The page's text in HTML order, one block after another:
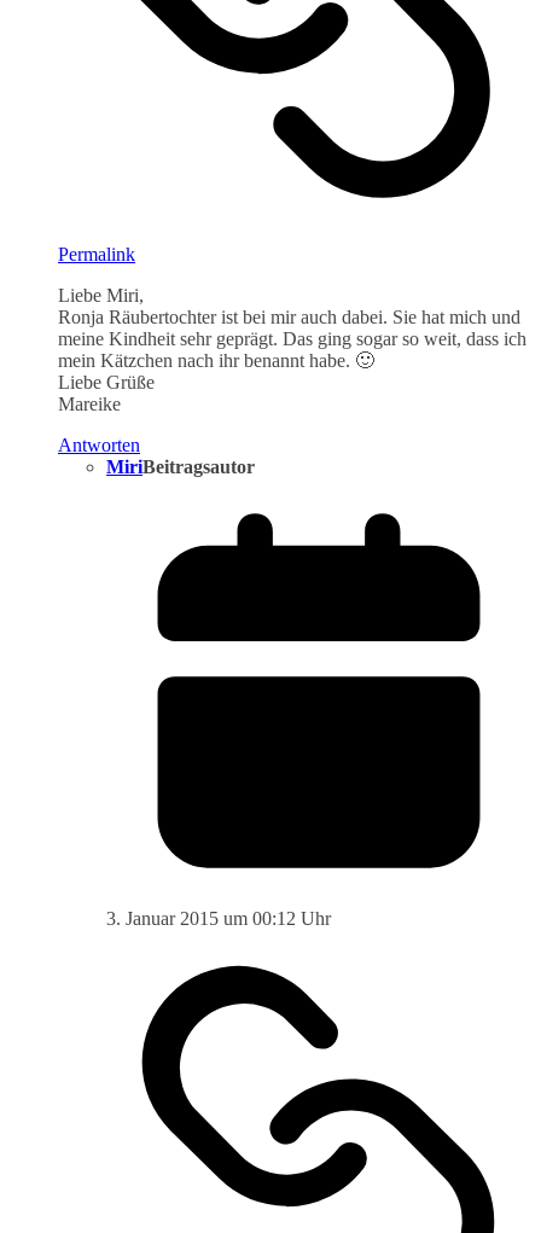
Permalink
Liebe Miri,
Ronja Räubertochter ist bei mir auch dabei. Sie hat mich und
meine Kindheit sehr geprägt. Das ging sogar so weit, dass ich
mein Kätzchen nach ihr benannt habe. 🙂
Liebe Grüße
Mareike
Antworten
MiriBeitragsautor
3. Januar 2015 um 00:12 Uhr